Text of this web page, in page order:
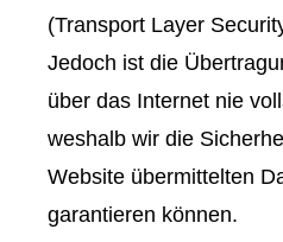
(Transport Layer
Jedoch ist die
über das Internet nie
weshalb wir die
Website übermittelten
garantieren können.